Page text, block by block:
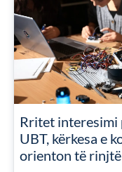
Rritet interesimi
UBT, kërkesa e
orienton të